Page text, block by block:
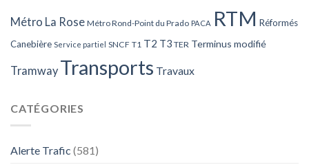
Métro La Rose Métro Rond-Point du Prado PACA RTM Réformés
Canebière Service partiel SNCF T1 T2 T3 TER Terminus modifié
Tramway Transports Travaux
CATÉGORIES
Alerte Trafic (581)